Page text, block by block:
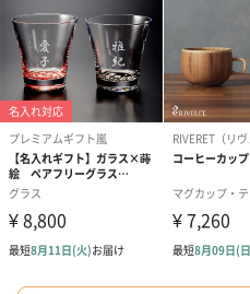
あり（280円）